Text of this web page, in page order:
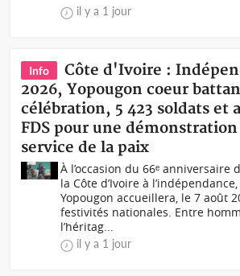
il y a 1 jour
Info
Côte d'Ivoire :
2026, Yopougon coeur
célébration, 5 423 soldats et
FDS pour une
service de la paix
À l’occasion du 66ᵉ anniversaire
la Côte d’Ivoire à
Yopougon accueillera, le 7 août
festivités nationales. Entre
l’héritag...
il y a 1 jour